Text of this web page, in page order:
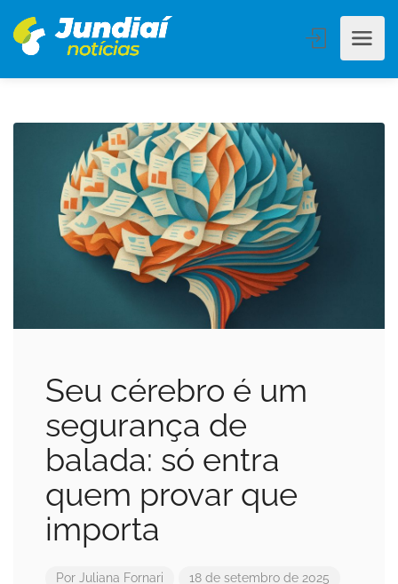
Seu cérebro é um
segurança de
balada: só entra
quem provar que
importa
Por Juliana Fornari 18 de setembro de 2025